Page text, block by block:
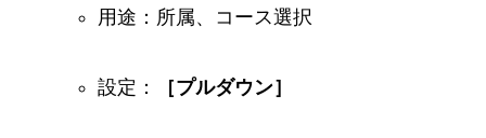
用途：所属、コース選択
設定： ［プルダウン］